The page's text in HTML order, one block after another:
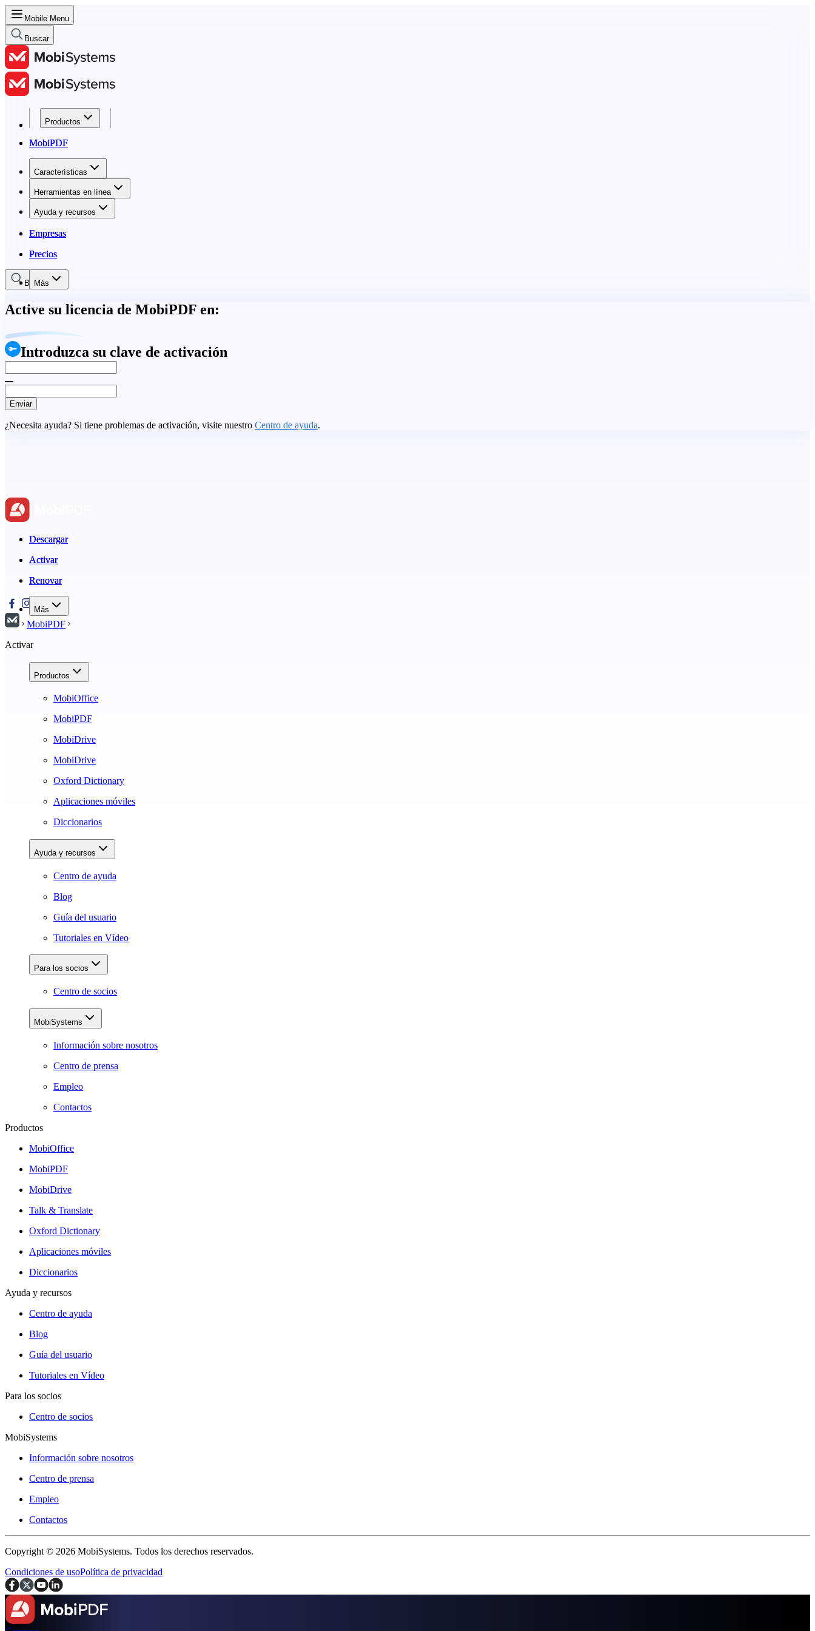
Mobile Menu
Buscar
Productos
MobiPDF
Características
Herramientas en línea
Ayuda y recursos
Empresas
Precios
Más
Productos
MobiPDF
Características
Herramientas en línea
Ayuda y recursos
Empresas
Precios
Buscar
Active su licencia de MobiPDF en:
Introduzca su clave de activación
Enviar
¿Necesita ayuda? Si tiene problemas de activación, visite nuestro Centro de ayuda.
Descargar
Activar
Renovar
Más
Descargar
Activar
Renovar
MobiPDF
Activar
Productos
MobiOffice
MobiPDF
MobiDrive
MobiDrive
Oxford Dictionary
Aplicaciones móviles
Diccionarios
Ayuda y recursos
Centro de ayuda
Blog
Guía del usuario
Tutoriales en Vídeo
Para los socios
Centro de socios
MobiSystems
Información sobre nosotros
Centro de prensa
Empleo
Contactos
Productos
MobiOffice
MobiPDF
MobiDrive
Talk & Translate
Oxford Dictionary
Aplicaciones móviles
Diccionarios
Ayuda y recursos
Centro de ayuda
Blog
Guía del usuario
Tutoriales en Vídeo
Para los socios
Centro de socios
MobiSystems
Información sobre nosotros
Centro de prensa
Empleo
Contactos
Copyright © 2026 MobiSystems. Todos los derechos reservados.
Condiciones de usoPolítica de privacidad